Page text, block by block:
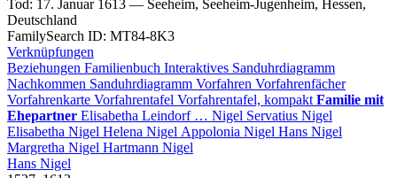
Tod: 17. Januar 1613 — Seeheim, Seeheim-Jugenheim, Hessen,
Deutschland
FamilySearch ID: MT84-8K3
Verknüpfungen
Beziehungen Familienbuch Interaktives Sanduhrdiagramm
Nachkommen Sanduhrdiagramm Vorfahren Vorfahrenfächer
Vorfahrenkarte Vorfahrentafel Vorfahrentafel, kompakt Familie mit
Ehepartner Elisabetha Leindorf … Nigel Servatius Nigel
Elisabetha Nigel Helena Nigel Appolonia Nigel Hans Nigel
Margretha Nigel Hartmann Nigel
Hans Nigel